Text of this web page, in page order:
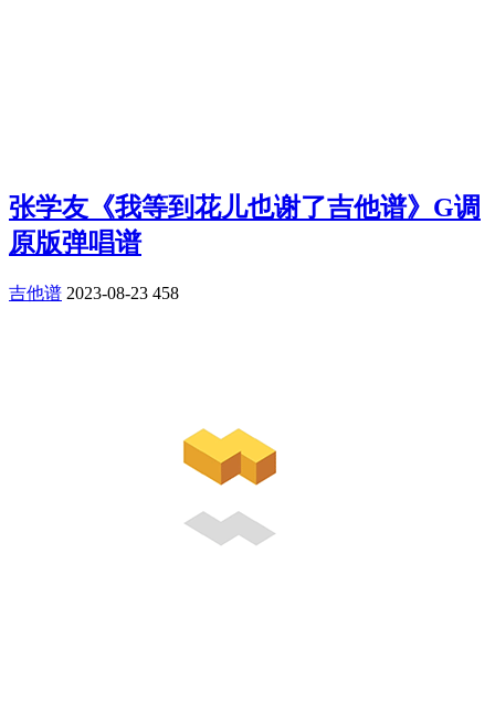
张学友《我等到花儿也谢了吉他谱》G调
原版弹唱谱
吉他谱 2023-08-23 458